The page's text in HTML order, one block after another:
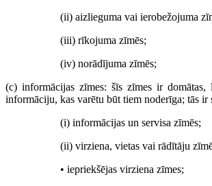
(ii) aizlieguma vai ierobežojuma
(iii) rīkojuma zīmēs;
(iv) norādījuma zīmēs;
(c) informācijas zīmes: šīs zīmes ir
informāciju, kas varētu būt tiem noderīga; tās ir
(i) informācijas un servisa zīmēs;
(ii) virziena, vietas vai rādītāju
• iepriekšējas virziena zīmes;